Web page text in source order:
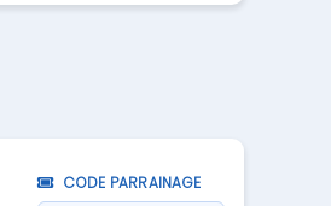
CODE PARRAINAGE